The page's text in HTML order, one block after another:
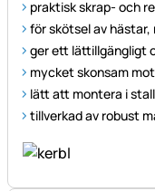
praktisk skrap- och
för skötsel av
ger ett lättillgängligt
mycket skonsam
lätt att montera i
tillverkad av robust